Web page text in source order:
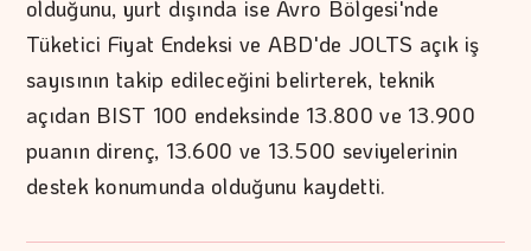
olduğunu, yurt dışında ise Avro Bölgesi'nde
Tüketici Fiyat Endeksi ve ABD'de JOLTS açık iş
sayısının takip edileceğini belirterek, teknik
açıdan BIST 100 endeksinde 13.800 ve 13.900
puanın direnç, 13.600 ve 13.500 seviyelerinin
destek konumunda olduğunu kaydetti.